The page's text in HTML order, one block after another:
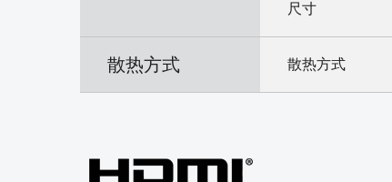
尺寸
散热方式 散热方式